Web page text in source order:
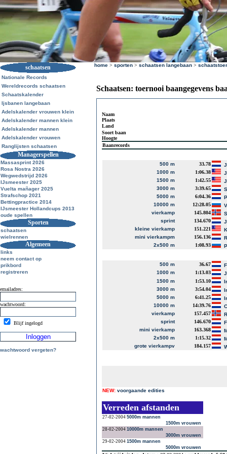
schaatsen
Nationale Records
Wereldrecords schaatsen
Schaatskalender
Ijsbanen langebaan
Adelskalender vrouwen klein
Adelskalender mannen klein
Adelskalender mannen
Adelskalender vrouwen
Ranglijsten schaatsen
Managerspellen
Massasprint 2026
Rosa Nostra 2026
Wegwedstrijd 2026
IJsmeester 2025
Vuelta mañager 2025
Strafschop 2021
Bettingpractice 2014
IJsmeester Hollandcups 2013
oude spellen
Sporten
schaatsen
wielrennen
Algemeen
links
neem contact op
prikbord
registreren
emailadres:
wachtwoord:
Blijf ingelogd
wachtwoord vergeten?
home > sporten > schaatsen langebaan >
Schaatsen: toernooi baangegevens
Naam
Plaats
Land
Soort baan
Hoogte
Baanrecords
500 m 33.78
1000 m
1:06.38
1500 m
1:42.55
3000 m
3:39.65
5000 m
6:04.36
10000 m
12:28.05
vierkamp
145.804
sprint
134.670
kleine vierkamp
151.221
mini vierkampm
156.136
2x500 m
1:08.93
500 m 36.67
1000 m
1:13.03
1500 m
1:53.10
3000 m
3:54.04
5000 m
6:41.25
10000 m
14:39.76
vierkamp
157.457
sprint
146.670
mini vierkamp
163.368
2x500 m
1:15.32
grote vierkampv
184.157
NEW: voorgaande edities
Verreden afstanden
27-02-2004 5000m mannen
1500m vrouwen
28-02-2004 10000m mannen
3000m vrouwen
29-02-2004 1500m mannen
5000m vrouwen